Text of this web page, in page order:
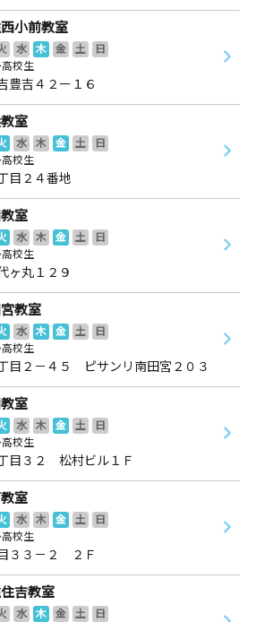
小前教室
水 木 金 土
日
校生
豊吉４２ー１６
室
水 木 金 土
日
校生
目２４番地
室
水 木 金 土
日
校生
ヶ丸１２９
教室
水 木 金 土
日
校生
目２－４５ ピサンリ南田宮２０３
室
水 木 金 土
日
校生
目３２ 松村ビル１Ｆ
室
水 木 金 土
日
校生
３３－２ ２Ｆ
吉教室
水 木 金 土
日